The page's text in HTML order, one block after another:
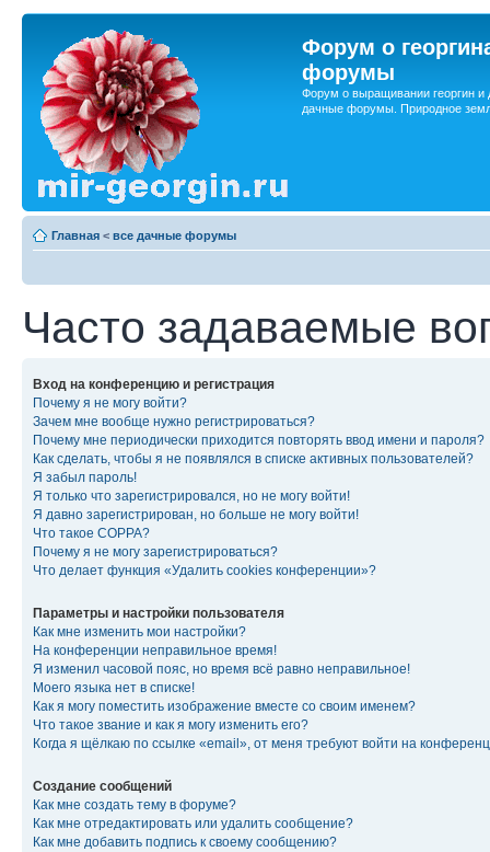
Форум о
форумы
Форум о выращивании георгин и
дачные форумы. Природное
Главная < все дачные форумы
Часто задаваемые
Вход на конференцию и регистрация
Почему я не могу войти?
Зачем мне вообще нужно регистрироваться?
Почему мне периодически приходится повторять ввод имени и пароля?
Как сделать, чтобы я не появлялся в списке активных пользователей?
Я забыл пароль!
Я только что зарегистрировался, но не могу войти!
Я давно зарегистрирован, но больше не могу войти!
Что такое COPPA?
Почему я не могу зарегистрироваться?
Что делает функция «Удалить cookies конференции»?
Параметры и настройки пользователя
Как мне изменить мои настройки?
На конференции неправильное время!
Я изменил часовой пояс, но время всё равно неправильное!
Моего языка нет в списке!
Как я могу поместить изображение вместе со своим именем?
Что такое звание и как я могу изменить его?
Когда я щёлкаю по ссылке «email», от меня требуют войти на
Создание сообщений
Как мне создать тему в форуме?
Как мне отредактировать или удалить сообщение?
Как мне добавить подпись к своему сообщению?